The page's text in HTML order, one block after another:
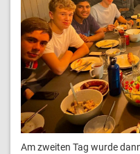
Am zweiten Tag wurde